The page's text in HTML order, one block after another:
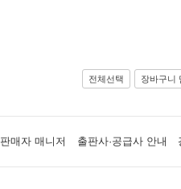
전체선택 장바구니
판매자 매니저 출판사·공급사 안내